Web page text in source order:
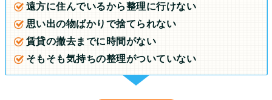
遠方に住んでいるから整理に行けない
思い出の物ばかりで捨てられない
賃貸の撤去までに時間がない
そもそも気持ちの整理がついていない